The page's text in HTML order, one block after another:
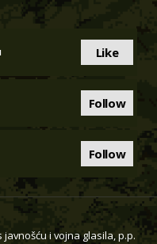
Like
Follow
Follow
i vojna glasila, p.p.